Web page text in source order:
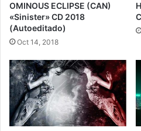
Nota - 1
1
Nota
THECODONTION es un dúo de
OMINOUS ECLIPSE (CAN)
«Sinister» CD 2018
(Autoeditado)
Oct 14, 2018